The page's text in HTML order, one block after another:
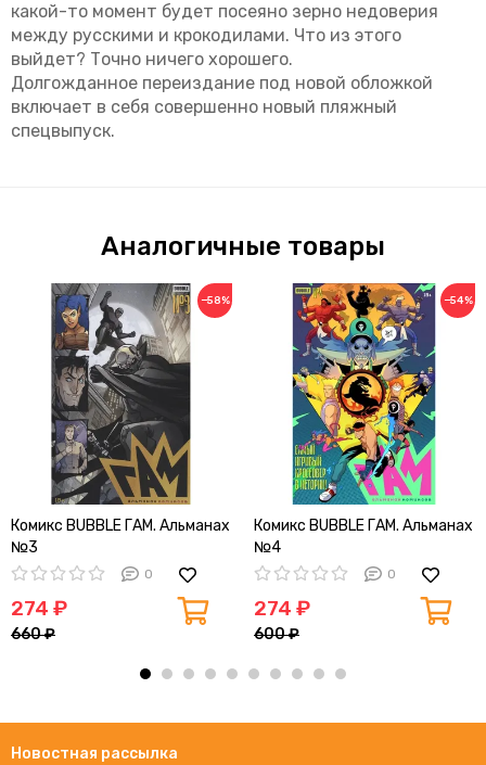
какой-то момент будет посеяно зерно недоверия
между русскими и крокодилами. Что из этого
выйдет? Точно ничего хорошего.
Долгожданное переиздание под новой обложкой
включает в себя совершенно новый пляжный
спецвыпуск.
Аналогичные товары
−58%
Комикс BUBBLE ГАМ. Альманах
№3
0
274 ₽
660 ₽
−54%
Комикс BUBBLE ГАМ. Альманах
№4
0
274 ₽
600 ₽
Новостная рассылка